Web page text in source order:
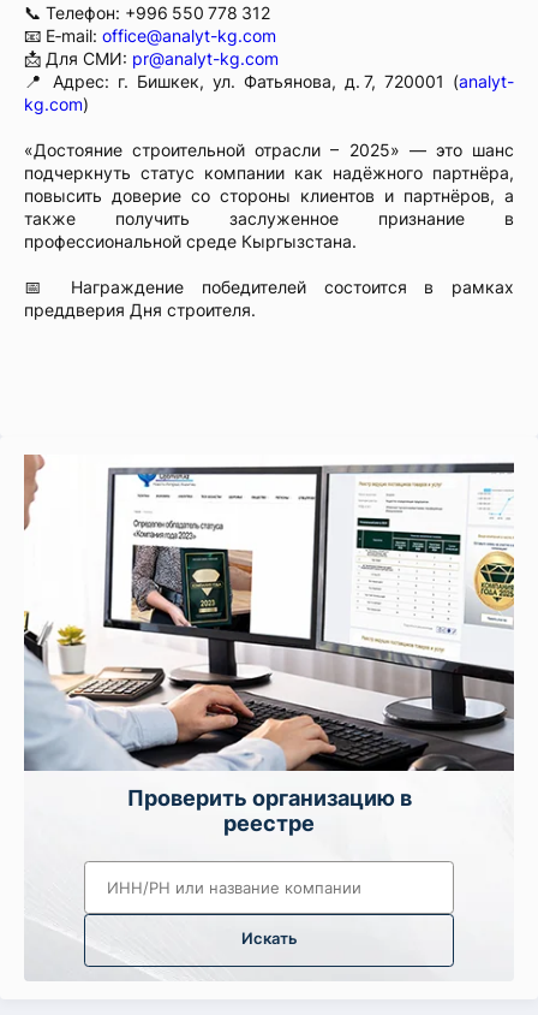
📞 Телефон: +996 550 778 312
📧 E‑mail: office@analyt-kg.com
📩 Для СМИ: pr@analyt-kg.com
📍 Адрес: г. Бишкек, ул. Фатьянова, д. 7, 720001 (analyt-
kg.com)
«Достояние строительной отрасли – 2025» — это шанс
подчеркнуть статус компании как надёжного партнёра,
повысить доверие со стороны клиентов и партнёров, а
также получить заслуженное признание в
профессиональной среде Кыргызстана.
📅 Награждение победителей состоится в рамках
преддверия Дня строителя.
Проверить организацию в
реестре
Искать